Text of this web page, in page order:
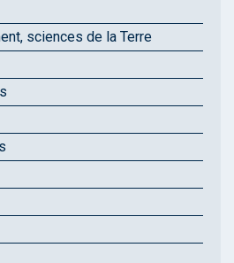
sciences de la Terre